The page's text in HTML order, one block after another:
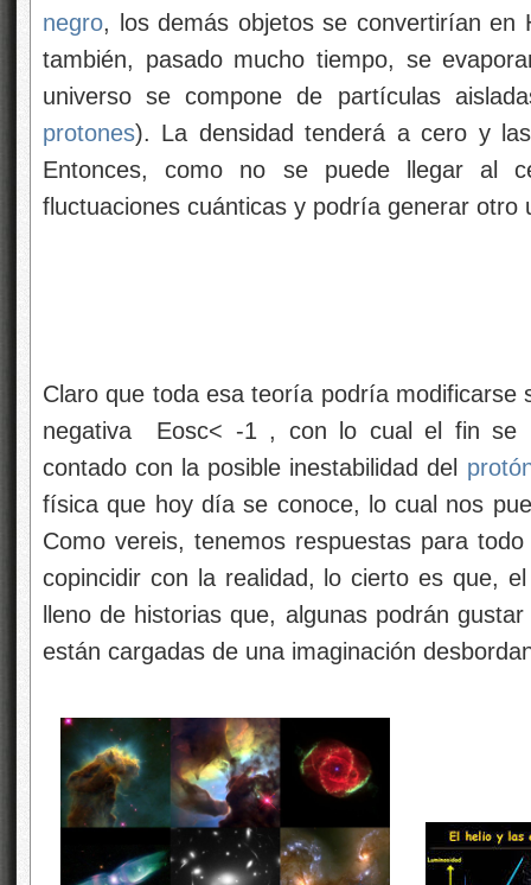
negro, los demás objetos se convertirían en
también, pasado mucho tiempo, se
universo se compone de partículas
protones). La densidad tenderá a cero y
Entonces, como no se puede llegar al
fluctuaciones cuánticas y podría generar otro
Claro que toda esa teoría podría modificarse
negativa Eosc< -1 , con lo cual el fin se
contado con la posible inestabilidad del
física que hoy día se conoce, lo cual nos
Como vereis, tenemos respuestas para
copincidir con la realidad, lo cierto es que,
lleno de historias que, algunas podrán
están cargadas de una imaginación